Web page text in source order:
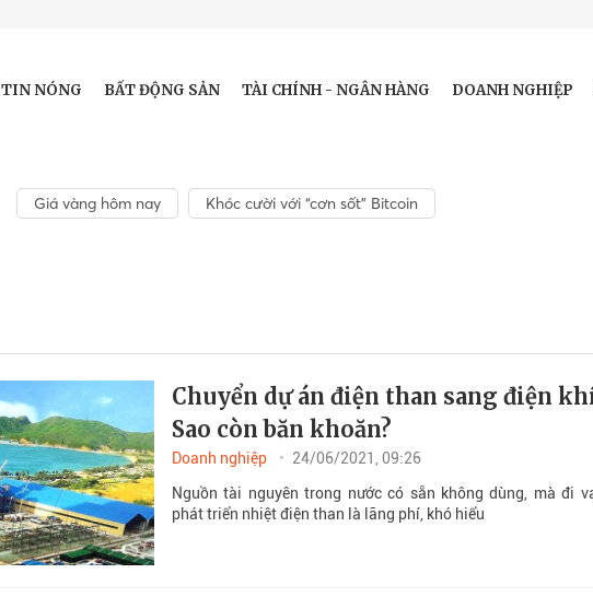
TIN NÓNG BẤT ĐỘNG SẢN TÀI CHÍNH - NGÂN HÀNG DOANH NGHIỆP
Giá vàng hôm nay Khóc cười với “cơn sốt” Bitcoin
Chuyển dự án điện than sang điện
Sao còn băn khoăn?
Doanh nghiệp
24/06/2021, 09:26
Nguồn tài nguyên trong nước có sẵn không dùng, mà đi
phát triển nhiệt điện than là lãng phí, khó hiểu